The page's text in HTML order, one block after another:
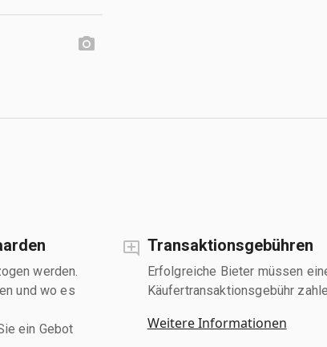
werden.
und wo es
ein Gebot
Transaktionsgebühren
Erfolgreiche Bieter müssen
Käufertransaktionsgebühr
Weitere Informationen